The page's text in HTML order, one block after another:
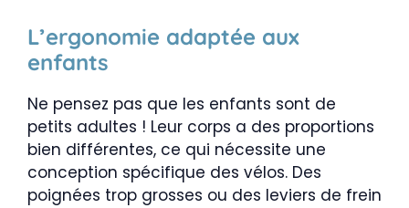
L’ergonomie adaptée aux
enfants
Ne pensez pas que les enfants sont de
petits adultes ! Leur corps a des proportions
bien différentes, ce qui nécessite une
conception spécifique des vélos. Des
poignées trop grosses ou des leviers de frein